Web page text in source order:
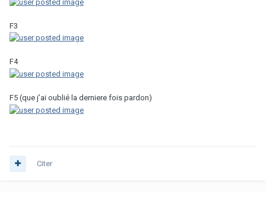
F3
F4
F5 (que j’ai oublié la derniere fois pardon)
Citer